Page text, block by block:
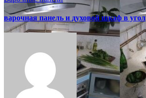
варочная панель и духовой шкаф в угол